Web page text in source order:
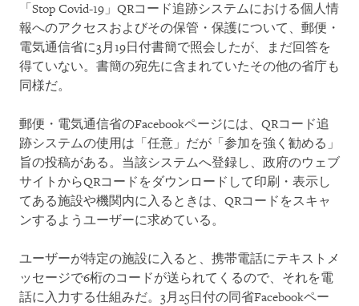
「Stop Covid-19」QRコード追跡システムにおける個人情
報へのアクセスおよびその保管・保護について、郵便・
電気通信省に3月19日付書簡で照会したが、まだ回答を
得ていない。書簡の宛先に含まれていたその他の省庁も
同様だ。
郵便・電気通信省のFacebookページには、QRコード追
跡システムの使用は「任意」だが「参加を強く勧める」
旨の投稿がある。当該システムへ登録し、政府のウェブ
サイトからQRコードをダウンロードして印刷・表示し
てある施設や機関内に入るときは、QRコードをスキャ
ンするようユーザーに求めている。
ユーザーが特定の施設に入ると、携帯電話にテキストメ
ッセージで6桁のコードが送られてくるので、それを電
話に入力する仕組みだ。3月25日付の同省Facebookペー